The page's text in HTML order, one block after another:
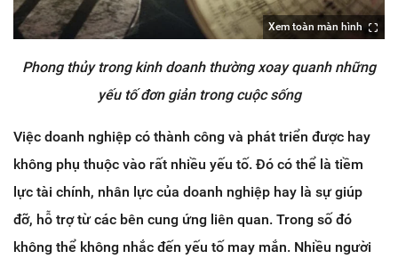
Xem toàn màn hình
Phong thủy trong kinh doanh thường xoay quanh những
yếu tố đơn giản trong cuộc sống
Việc doanh nghiệp có thành công và phát triển được hay
không phụ thuộc vào rất nhiều yếu tố. Đó có thể là tiềm
lực tài chính, nhân lực của doanh nghiệp hay là sự giúp
đỡ, hỗ trợ từ các bên cung ứng liên quan. Trong số đó
không thể không nhắc đến yếu tố may mắn. Nhiều người